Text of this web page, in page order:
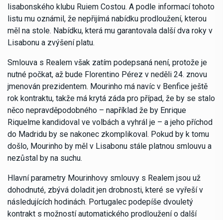
lisabonského klubu Ruiem Costou. A podle informací tohoto
listu mu oznámil, že nepřijímá nabídku prodloužení, kterou
měl na stole. Nabídku, která mu garantovala další dva roky v
Lisabonu a zvýšení platu.
Smlouva s Realem však zatím podepsaná není, protože je
nutné počkat, až bude Florentino Pérez v neděli 24. znovu
jmenován prezidentem. Mourinho má navíc v Benfice ještě
rok kontraktu, takže má krytá záda pro případ, že by se stalo
něco nepravděpodobného – například že by Enrique
Riquelme kandidoval ve volbách a vyhrál je – a jeho příchod
do Madridu by se nakonec zkomplikoval. Pokud by k tomu
došlo, Mourinho by měl v Lisabonu stále platnou smlouvu a
nezůstal by na suchu.
Hlavní parametry Mourinho­vy smlouvy s Realem jsou už
dohodnuté, zbývá doladit jen drobnosti, které se vyřeší v
následujících hodinách. Portugalec podepíše dvouletý
kontrakt s možností automatického prodloužení o další